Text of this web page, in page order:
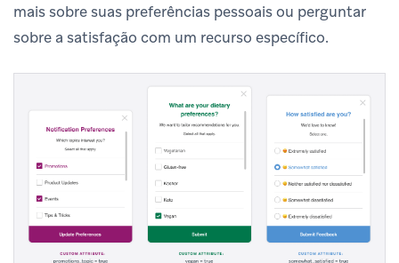
mais sobre suas preferências pessoais ou perguntar
sobre a satisfação com um recurso específico.